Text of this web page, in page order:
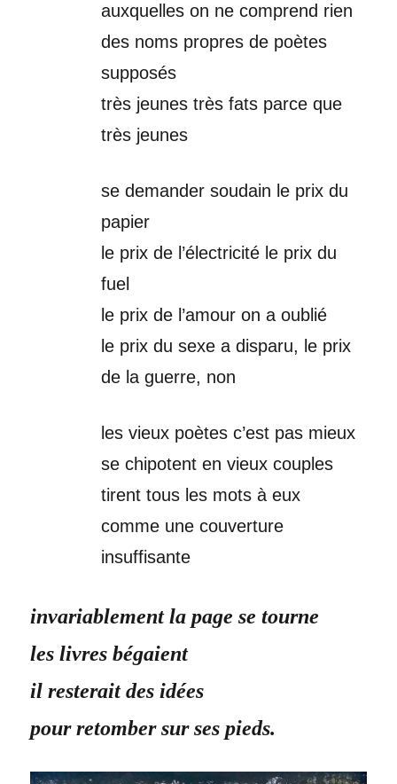
auxquelles on ne comprend rien
des noms propres de poètes
supposés
très jeunes très fats parce que
très jeunes
se demander soudain le prix du
papier
le prix de l’électricité le prix du
fuel
le prix de l’amour on a oublié
le prix du sexe a disparu, le prix
de la guerre, non
les vieux poètes c’est pas mieux
se chipotent en vieux couples
tirent tous les mots à eux
comme une couverture
insuffisante
invariablement la page se tourne
les livres bégaient
il resterait des idées
pour retomber sur ses pieds.